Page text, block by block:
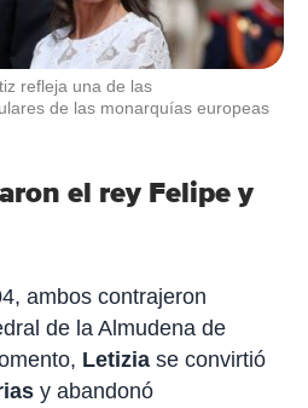
refleja una de las
de las monarquías europeas
el rey Felipe y
ambos contrajeron
de la Almudena de
Letizia se convirtió
y abandonó